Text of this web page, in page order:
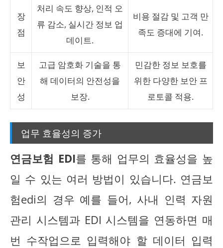
장
점
처리 속도 향상, 인적 오
류 감소, 실시간 정보 업
데이트.
비용 절감 및 고객 만
족도 증대에 기여.
보
안
성
고급 암호화 기술을 통
해 데이터의 안전성을
보장.
민감한 정보 보호를
위한 다양한 보안 프
로토콜 적용.
업무 효율성의 증가
연금보험 EDI를 통해 업무의 효율성을 높
일 수 있는 여러 방법이 있습니다. 연금보
험edi의 경우 예를 들어, 사내 인력 자원
관리 시스템과 EDI 시스템을 연동하면 매
번 수작업으로 입력해야 할 데이터 입력